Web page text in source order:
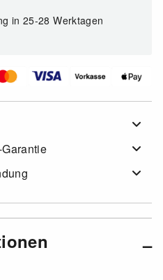
in 25-28 Werktagen